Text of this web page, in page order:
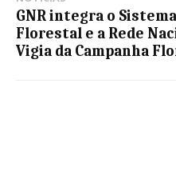
GNR integra o
Florestal e a Rede
Vigia da Campanha